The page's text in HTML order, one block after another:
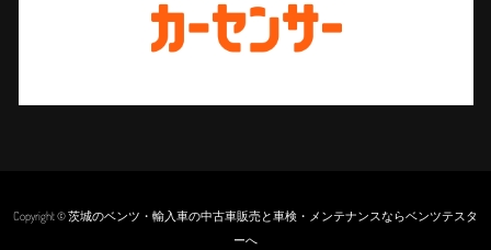
Copyright © 茨城のベンツ・輸入車の中古車販売と車検・メンテナンスならベンツテスタ
ーへ